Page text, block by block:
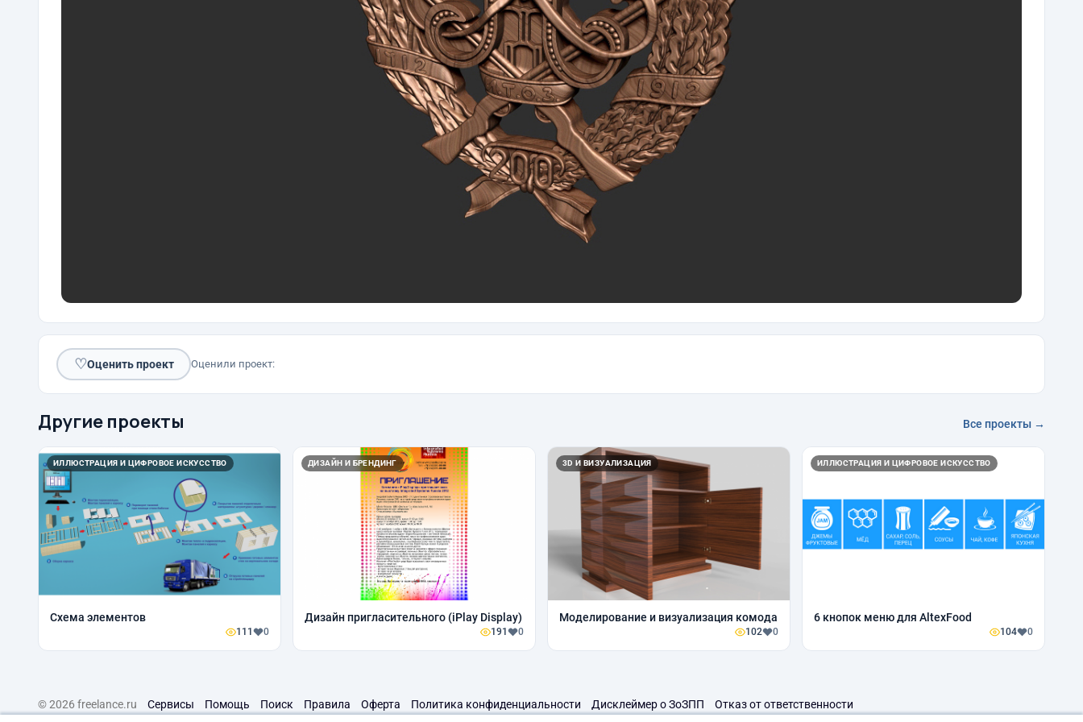
♡Оценить проект Оценили проект:
Другие проекты Все проекты →
ИЛЛЮСТРАЦИЯ И ЦИФРОВОЕ ИСКУССТВО
Схема элементов
111 0
ДИЗАЙН И БРЕНДИНГ
Дизайн пригласительного (iPlay Display)
191 0
3D И ВИЗУАЛИЗАЦИЯ
Моделирование и визуализация комода
102 0
ИЛЛЮСТРАЦИЯ И ЦИФРОВОЕ ИСКУССТВО
6 кнопок меню для AltexFood
104 0
© 2026 freelance.ru Сервисы Помощь Поиск Правила Оферта Политика конфиденциальности Дисклеймер о ЗоЗПП Отказ от ответственности